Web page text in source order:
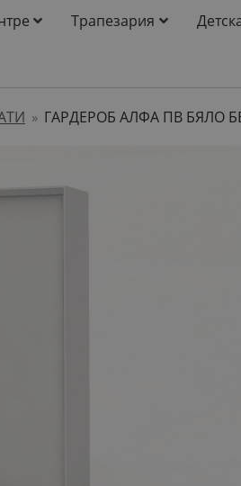
Трапезария
» ГАРДЕРОБ АЛФА ПВ БЯЛО